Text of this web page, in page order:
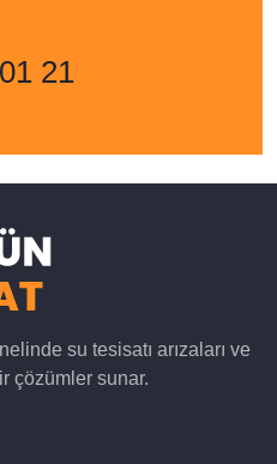
21
su tesisatı arızaları ve
çözümler sunar.